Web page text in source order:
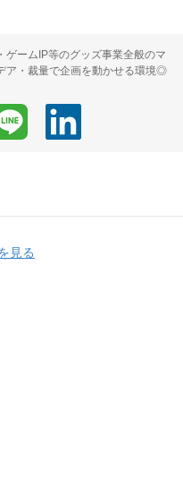
ームIP等のグッズ事業全般のマ
ア・裁量で企画を動かせる環境◎
見る